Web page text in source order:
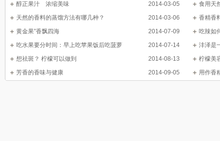
2014-03-05
醇正果汁 浓缩美味
食用天
2014-03-06
天然的香料的蒸馏方法有哪几种？
香精香
2014-07-09
黄金果”香飘四海
吃辣如
2014-07-14
吃水果要分时间：早上吃苹果饭后吃菠萝
沣泽是
2014-08-13
想祛斑？ 柠檬可以做到
柠檬美
2014-09-05
芳香的香味与健康 用作香